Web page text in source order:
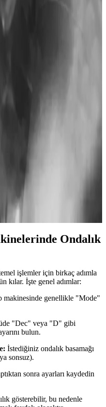
Kullanımının İş
ön planda tutan modern
Çok fonksiyonlu ve
İşlemi ve Kullanım
adımları ve ipuçları
Ayarlarının
doğru yaparak
sağlayın. Bu rehber,
edilmesi gereken noktaları
Ondalık
işlemler için birkaç adımla
kılar. İşte genel adımlar:
makinesinde genellikle "Mode"
"Dec" veya "D" gibi
bulun.
İstediğiniz ondalık basamağı
sonsuz).
sonra ayarları kaydedin
gösterebilir, bu nedenle